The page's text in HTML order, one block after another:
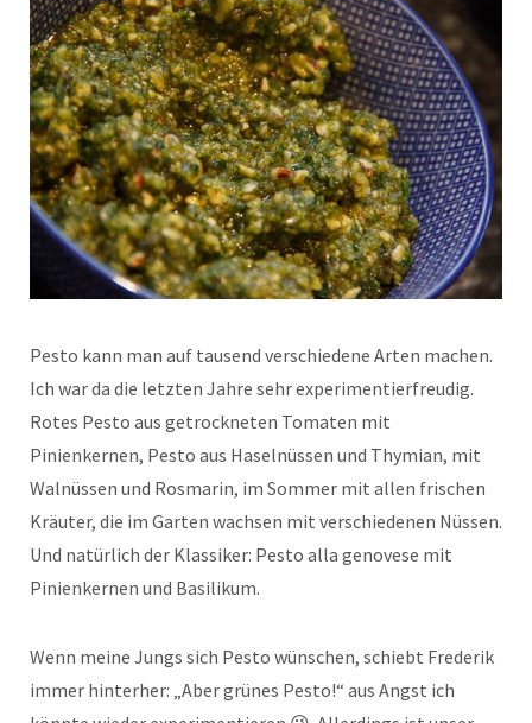
Pesto kann man auf tausend verschiedene Arten machen.
Ich war da die letzten Jahre sehr experimentierfreudig.
Rotes Pesto aus getrockneten Tomaten mit
Pinienkernen, Pesto aus Haselnüssen und Thymian, mit
Walnüssen und Rosmarin, im Sommer mit allen frischen
Kräuter, die im Garten wachsen mit verschiedenen Nüssen.
Und natürlich der Klassiker: Pesto alla genovese mit
Pinienkernen und Basilikum.
Wenn meine Jungs sich Pesto wünschen, schiebt Frederik
immer hinterher: „Aber grünes Pesto!“ aus Angst ich